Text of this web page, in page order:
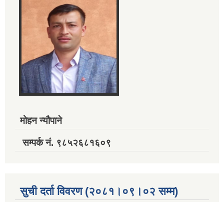
मोहन न्यौपाने
सम्पर्क नं. ९८५२६८१६०९
सुची दर्ता विवरण (२०८१।०९।०२ सम्म)